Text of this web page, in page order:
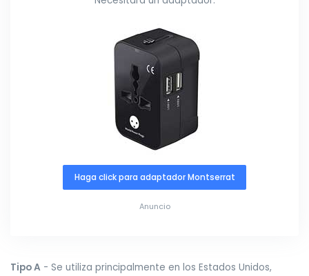
Haga click para adaptador Montserrat
Anuncio
Tipo A - Se utiliza principalmente en los Estados Unidos,